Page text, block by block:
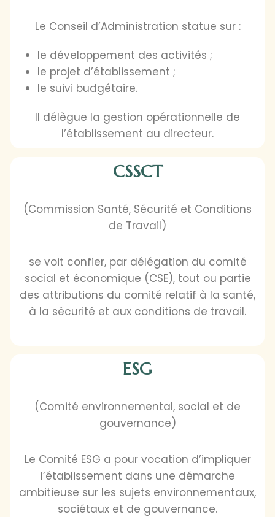
Le Conseil d’Administration statue sur :
le développement des activités ;
le projet d’établissement ;
le suivi budgétaire.
Il délègue la gestion opérationnelle de
l’établissement au directeur.
CSSCT
(Commission Santé, Sécurité et Conditions
de Travail)
se voit confier, par délégation du comité
social et économique (CSE), tout ou partie
des attributions du comité relatif à la santé,
à la sécurité et aux conditions de travail.
ESG
(Comité environnemental, social et de
gouvernance)
Le Comité ESG a pour vocation d’impliquer
l’établissement dans une démarche
ambitieuse sur les sujets environnementaux,
sociétaux et de gouvernance.